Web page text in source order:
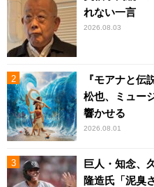
れない一言
2026.08.03
『モアナと
松也、ミュー
響かせる
2026.08.01
巨人・知念、
隆造氏「泥臭